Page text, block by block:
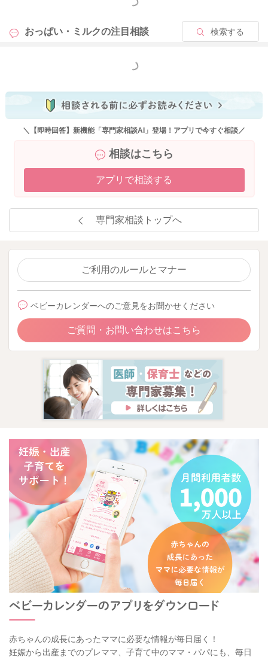
おっぱい・ミルクの注目相談 検索する
もっと見る
＼【即時回答】新機能「専門家相談AI」登場！アプリで今すぐ相談／
相談はこちら
アプリで相談する
専門家相談トップへ
ご利用のルールとマナー
ベビーカレンダーへのご意見をお聞かせください
ご質問・お問い合わせはこちら
赤ちゃんの成長にあったママに必要な情報が毎日届く！
妊娠から出産までのプレママ、子育て中のママ・パパにも、毎日